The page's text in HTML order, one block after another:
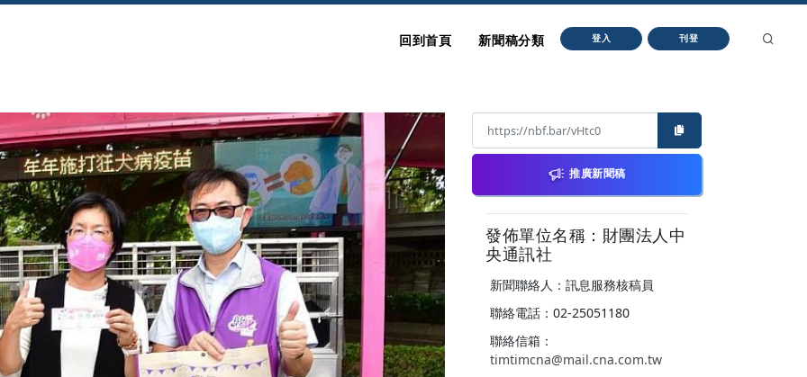
回到首頁 新聞稿分類 登入 刊登
推廣新聞稿
發佈單位名稱：財團法人中
央通訊社
新聞聯絡人：訊息服務核稿員
聯絡電話：02-25051180
聯絡信箱：
timtimcna@mail.cna.com.tw